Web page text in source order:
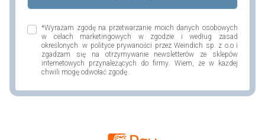
*Wyrażam zgodę na przetwarzanie moich danych osobowych
w celach marketingowych w zgodzie i według zasad
określonych w polityce prywaności przez Weindich sp. z o.o i
zgadzam się na otrzymywanie newsletterów ze sklepów
internetowych przynależących do firmy. Wiem, że w każdej
chwili mogę odwołać zgodę.